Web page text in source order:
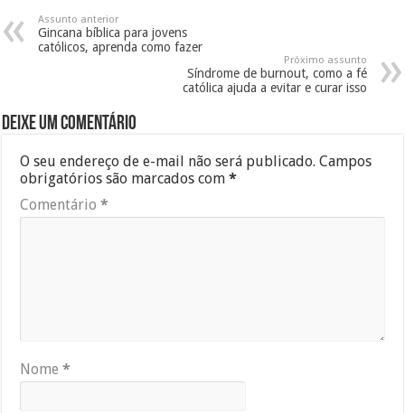
Assunto anterior
Gincana bíblica para jovens
católicos, aprenda como fazer
Próximo assunto
Síndrome de burnout, como a fé
católica ajuda a evitar e curar isso
Deixe um comentário
O seu endereço de e-mail não será publicado. Campos
obrigatórios são marcados com*
Comentário*
Nome*